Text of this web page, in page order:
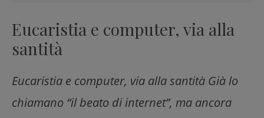
Eucaristia e computer, via alla
santità
Eucaristia e computer, via alla santità Già lo
chiamano “il beato di internet”, ma ancora